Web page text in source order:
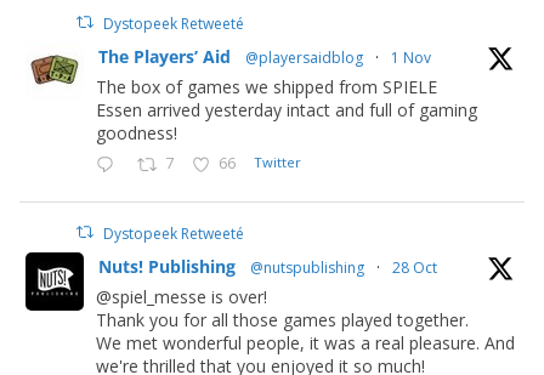
Dystopeek Retweeté
The Players’ Aid @playersaidblog · 1 Nov
The box of games we shipped from SPIELE
Essen arrived yesterday intact and full of gaming
goodness!
7 66 Twitter
Dystopeek Retweeté
Nuts! Publishing @nutspublishing · 28 Oct
@spiel_messe is over!
Thank you for all those games played together.
We met wonderful people, it was a real pleasure. And
we're thrilled that you enjoyed it so much!